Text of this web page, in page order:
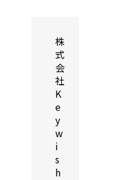
株
式
会
社
K
e
y
w
i
s
h